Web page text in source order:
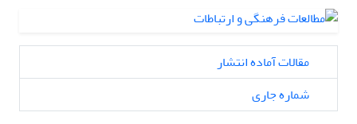
مقالات آماده انتشار
شماره جاری